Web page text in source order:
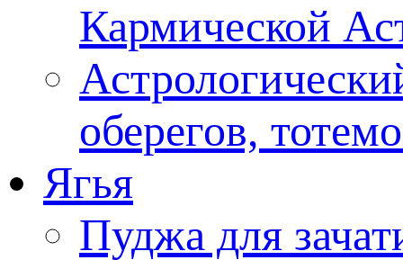
Кармической
оберегов,
Ягья
Пуджа для